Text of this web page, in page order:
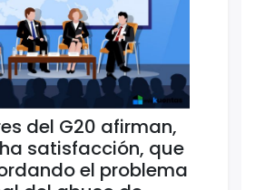
del G20 afirman,
satisfacción, que
el problema